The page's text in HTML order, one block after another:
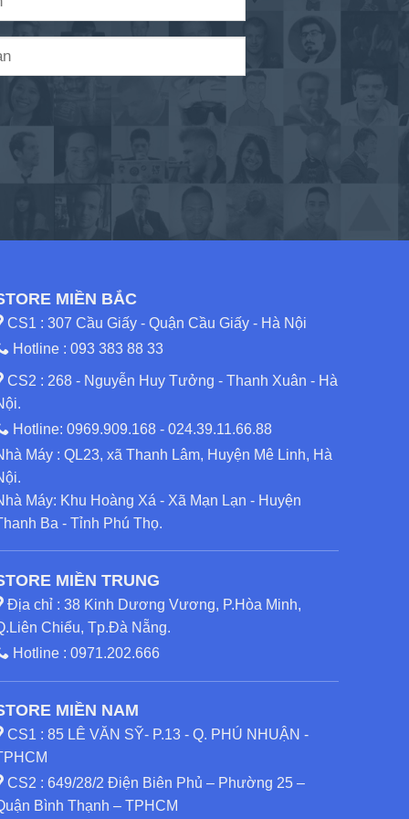
MIỀN BẮC
CS1 : 307 Cầu Giấy - Quận Cầu Giấy - Hà Nội
Hotline :093 383 88 33
CS2 : 268 - Nguyễn Huy Tưởng - Thanh Xuân - Hà
Hotline:0969.909.168 -024.39.11.66.88
Máy : QL23, xã Thanh Lâm, Huyện Mê Linh, Hà
Máy: Khu Hoàng Xá - Xã Mạn Lạn - Huyện
Ba - Tỉnh Phú Thọ.
MIỀN TRUNG
Địa chỉ : 38 Kinh Dương Vương, P.Hòa Minh,
Chiểu, Tp.Đà Nẵng.
Hotline :0971.202.666
MIỀN NAM
CS1 : 85 LÊ VĂN SỸ- P.13 - Q. PHÚ NHUẬN -
CS2 : 649/28/2 Điện Biên Phủ – Phường 25 –
Bình Thạnh – TPHCM